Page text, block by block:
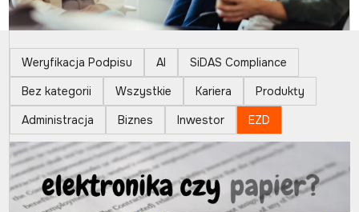
Weryfikacja Podpisu AI
SiDAS Compliance
Bez kategorii
Wszystkie Kariera
Produkty
Administracja
Biznes Inwestor EZD